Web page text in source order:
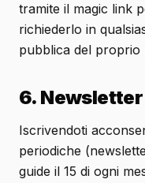
tramite il magic link
richiederlo in
pubblica del proprio
6. Newsletter
Iscrivendoti
periodiche
guide il 15 di ogni